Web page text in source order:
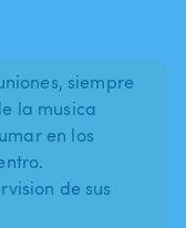
siempre
la musica
en los
de sus